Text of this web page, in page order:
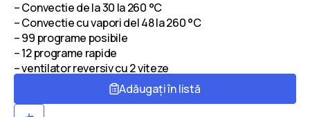
– Convectie de la 30 la 260 °C
– Convectie cu vapori del 48 la 260 °C
– 99 programe posibile
– 12 programe rapide
– ventilator reversiv cu 2 viteze
Adăugați în listă